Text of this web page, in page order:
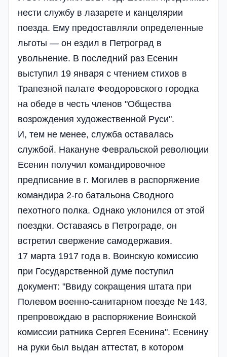
нести службу в лазарете и канцелярии
поезда. Ему предоставляли определенные
льготы — он ездил в Петроград в
увольнение. В последний раз Есенин
выступил 19 января с чтением стихов в
Трапезной палате Феодоровского городка
на обеде в честь членов "Общества
возрождения художественной Руси".
И, тем не менее, служба оставалась
службой. Накануне Февральской революции
Есенин получил командировочное
предписание в г. Могилев в распоряжение
командира 2-го батальона Сводного
пехотного полка. Однако уклонился от этой
поездки. Оставаясь в Петрограде, он
встретил свержение самодержавия.
17 марта 1917 года в. Воинскую комиссию
при Государственной думе поступил
документ: "Ввиду сокращения штата при
Полевом военно-санитарном поезде № 143,
препровождаю в распоряжение Воинской
комиссии ратника Сергея Есенина". Есенину
на руки был выдан аттестат, в котором